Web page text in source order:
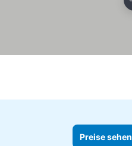
Preise sehen